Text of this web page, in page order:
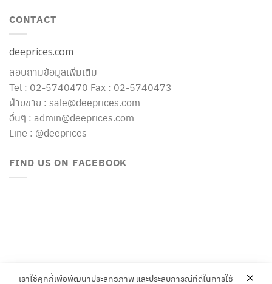
CONTACT
deeprices.com
สอบถามข้อมูลเพิ่มเติม
Tel : 02-5740470 Fax : 02-5740473
ฝ่ายขาย : sale@deeprices.com
อื่นๆ : admin@deeprices.com
Line : @deeprices
FIND US ON FACEBOOK
เราใช้คุกกี้เพื่อพัฒนาประสิทธิภาพ และประสบการณ์ที่ดีในการใช้